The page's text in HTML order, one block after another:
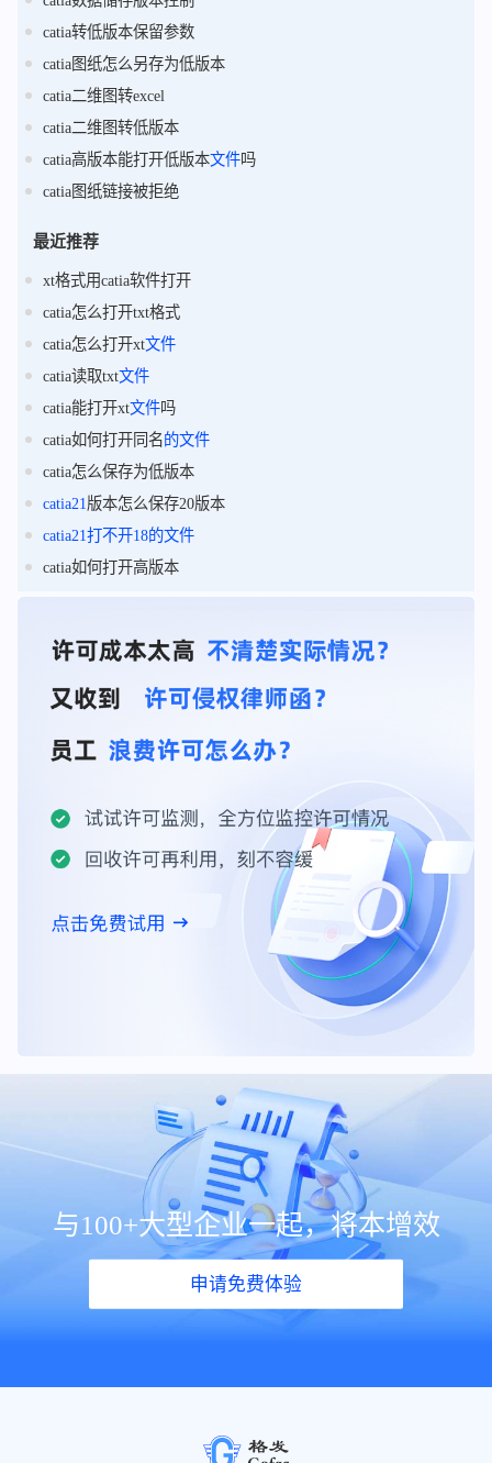
catia转低版本保留参数
catia图纸怎么另存为低版本
catia二维图转excel
catia二维图转低版本
catia高版本能打开低版本文件吗
catia图纸链接被拒绝
最近推荐
xt格式用catia软件打开
catia怎么打开txt格式
catia怎么打开xt文件
catia读取txt文件
catia能打开xt文件吗
catia如何打开同名的文件
catia怎么保存为低版本
catia21版本怎么保存20版本
catia21打不开18的文件
catia如何打开高版本
与100+大型企业一起，将本增效
申请免费体验